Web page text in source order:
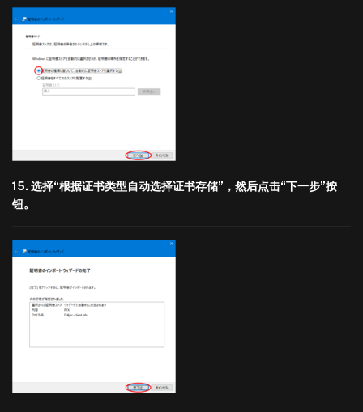
15. 选择“根据证书类型自动选择证书存储”，然后点击“下一步”按
钮。